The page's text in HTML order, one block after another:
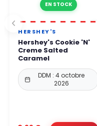
EN STOCK
HERSHEY'S
Hershey's Cookie 'N'
Creme Salted
Caramel
DDM : 4 octobre
2026